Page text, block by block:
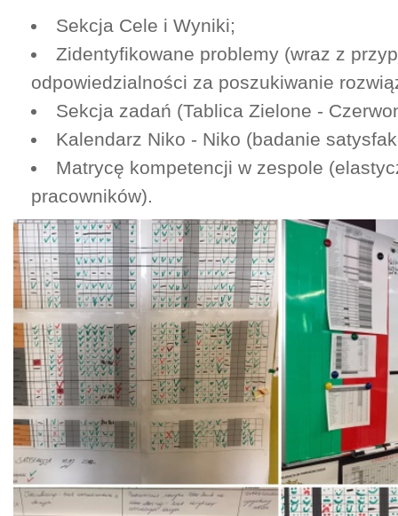
Sekcja Cele i Wyniki;
Zidentyfikowane problemy (wraz z
odpowiedzialności za poszukiwanie
Sekcja zadań (Tablica Zielone -
Kalendarz Niko - Niko (badanie
Matrycę kompetencji w zespole
pracowników).